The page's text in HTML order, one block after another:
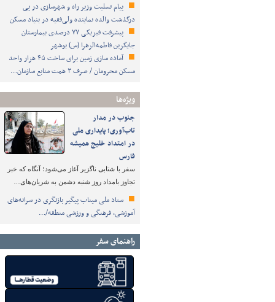
پیام تسلیت وزیر راه و شهرسازی در پی
درگذشت والده نماینده ولی‌فقیه در بنیاد مسکن
پیشرفت فیزیکی ۷۷ درصدی بیمارستان
جایگزین فاطمه‌الزهرا (س) بوشهر
آماده سازی زمین برای ساخت ۴۵ هزار واحد
مسکن محرومان / صرف ۳ همت منابع سازمان…
ویژه‌ها
جنوب در مدار
تاب‌آوری؛ پایداری ملی
در امتداد خلیج همیشه
فارس
سفر با شتابی ناگزیر آغاز می‌شود؛ آنگاه که خبر
تجاوز بامداد روز شنبه دشمن به شریان‌های…
ستاد ملی میناب پیگیر بازنگری در سرانه‌های
آموزشی، فرهنگی و ورزشی منطقه/…
راهنمای سفر